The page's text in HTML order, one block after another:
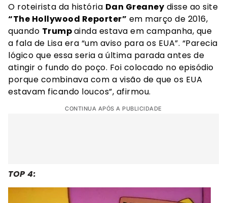
O roteirista da história Dan Greaney disse ao site
“The Hollywood Reporter” em março de 2016,
quando Trumpainda estava em campanha, que
a fala de Lisa era “um aviso para os EUA”. “Parecia
lógico que essa seria a última parada antes de
atingir o fundo do poço. Foi colocado no episódio
porque combinava com a visão de que os EUA
estavam ficando loucos”, afirmou.
CONTINUA APÓS A PUBLICIDADE
TOP 4: